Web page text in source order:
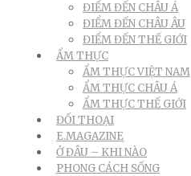
ĐIỂM ĐẾN CHÂU Á
ĐIỂM ĐẾN CHÂU ÂU
ĐIỂM ĐẾN THẾ GIỚI
ẨM THỰC
ẨM THỰC VIỆT NAM
ẨM THỰC CHÂU Á
ẨM THỰC THẾ GIỚI
ĐỐI THOẠI
E.MAGAZINE
Ở ĐÂU – KHI NÀO
PHONG CÁCH SỐNG